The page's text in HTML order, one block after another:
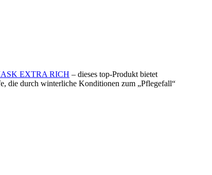
EXTRA RICH – dieses top-Produkt bietet
die durch winterliche Konditionen zum „Pflegefall“